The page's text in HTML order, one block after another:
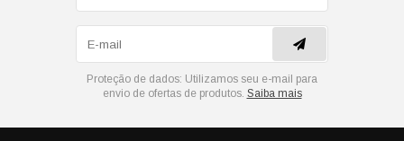
Proteção de dados: Utilizamos seu e-mail para
envio de ofertas de produtos. Saiba mais